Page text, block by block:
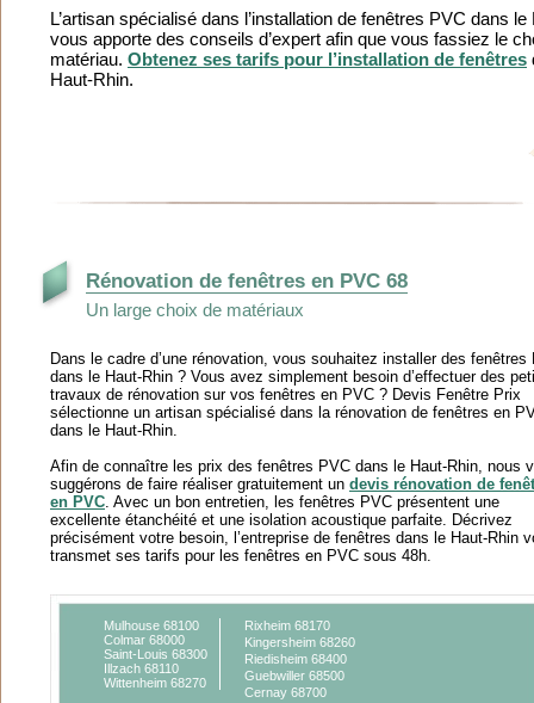
L’artisan spécialisé dans l’installation de fenêtres PVC dans le
vous apporte des conseils d’expert afin que vous fassiez le
matériau. Obtenez ses tarifs pour l’installation de fenêtres
Haut-Rhin.
Rénovation de fenêtres en PVC 68
Un large choix de matériaux
Dans le cadre d’une rénovation, vous souhaitez installer des fenêtres
dans le Haut-Rhin ? Vous avez simplement besoin d’effectuer des
travaux de rénovation sur vos fenêtres en PVC ? Devis Fenêtre Prix
sélectionne un artisan spécialisé dans la rénovation de fenêtres en
dans le Haut-Rhin.
Afin de connaître les prix des fenêtres PVC dans le Haut-Rhin, nous
suggérons de faire réaliser gratuitement un devis rénovation de
en PVC. Avec un bon entretien, les fenêtres PVC présentent une
excellente étanchéité et une isolation acoustique parfaite. Décrivez
précisément votre besoin, l’entreprise de fenêtres dans le Haut-Rhin
transmet ses tarifs pour les fenêtres en PVC sous 48h.
Mulhouse 68100
Colmar 68000
Saint-Louis 68300
Illzach 68110
Wittenheim 68270
Rixheim 68170
Kingersheim 68260
Riedisheim 68400
Guebwiller 68500
Cernay 68700